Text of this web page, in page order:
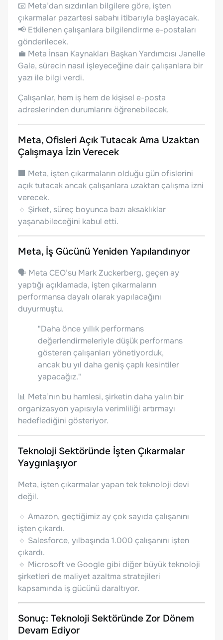
📧 Meta’dan sızdırılan bilgilere göre, işten
çıkarmalar pazartesi sabahı itibarıyla başlayacak.
📢 Etkilenen çalışanlara bilgilendirme e-postaları
gönderilecek.
💼 Meta İnsan Kaynakları Başkan Yardımcısı Janelle
Gale, sürecin nasıl işleyeceğine dair çalışanlara bir
yazı ile bilgi verdi.
Çalışanlar, hem iş hem de kişisel e-posta
adreslerinden durumlarını öğrenebilecek.
Meta, Ofisleri Açık Tutacak Ama Uzaktan
Çalışmaya İzin Verecek
🏢 Meta, işten çıkarmaların olduğu gün ofislerini
açık tutacak ancak çalışanlara uzaktan çalışma izni
verecek.
🔹 Şirket, süreç boyunca bazı aksaklıklar
yaşanabileceğini kabul etti.
Meta, İş Gücünü Yeniden Yapılandırıyor
🗣️ Meta CEO’su Mark Zuckerberg, geçen ay
yaptığı açıklamada, işten çıkarmaların
performansa dayalı olarak yapılacağını
duyurmuştu.
"Daha önce yıllık performans
değerlendirmeleriyle düşük performans
gösteren çalışanları yönetiyorduk,
ancak bu yıl daha geniş çaplı kesintiler
yapacağız."
📊 Meta’nın bu hamlesi, şirketin daha yalın bir
organizasyon yapısıyla verimliliği artırmayı
hedeflediğini gösteriyor.
Teknoloji Sektöründe İşten Çıkarmalar
Yaygınlaşıyor
Meta, işten çıkarmalar yapan tek teknoloji devi
değil.
🔹 Amazon, geçtiğimiz ay çok sayıda çalışanını
işten çıkardı.
🔹 Salesforce, yılbaşında 1.000 çalışanını işten
çıkardı.
🔹 Microsoft ve Google gibi diğer büyük teknoloji
şirketleri de maliyet azaltma stratejileri
kapsamında iş gücünü daraltıyor.
Sonuç: Teknoloji Sektöründe Zor Dönem
Devam Ediyor